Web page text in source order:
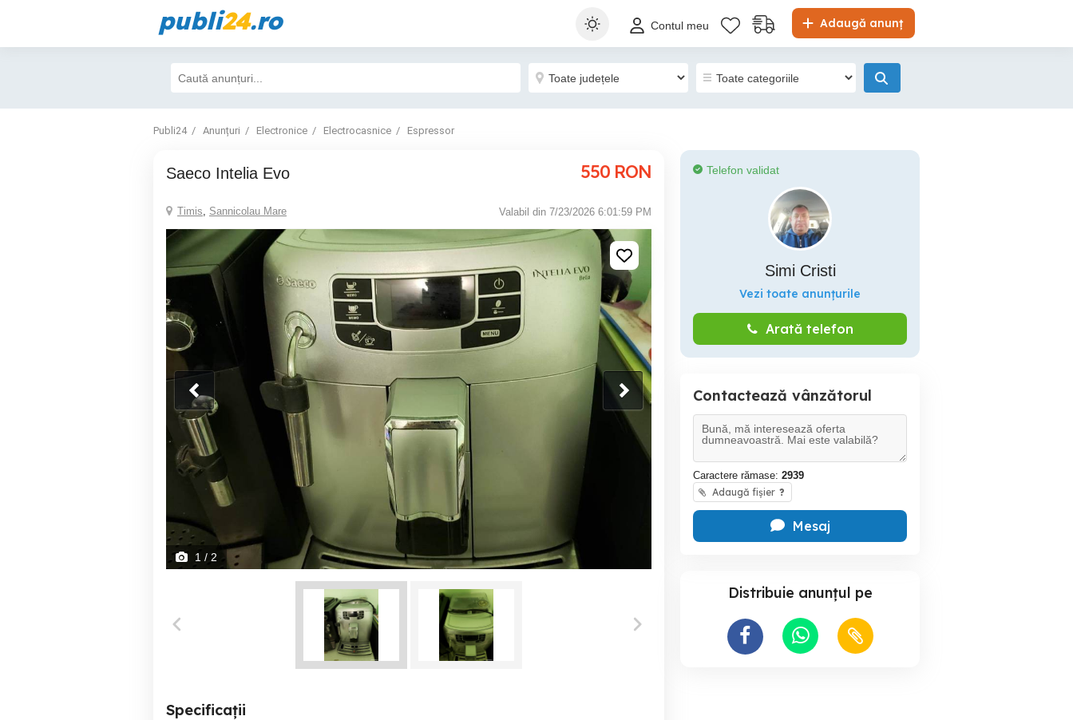
publi24.ro Adaugă anunț
Contul meu
Publi24 Anunțuri Electronice Electrocasnice Espressor
Saeco Intelia Evo 550 RON
Timis, Sannicolau Mare Valabil din 7/23/2026 6:01:59 PM
1 / 2
Specificații
Telefon validat
Simi Cristi
Vezi toate anunțurile
Arată telefon
Contactează vânzătorul
Caractere rămase: 2939
Adaugă fișier ?
Mesaj
Distribuie anunțul pe